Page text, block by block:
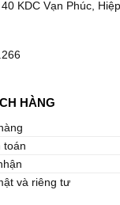
KDC Vạn Phúc,
HÀNG
toán
và riêng tư